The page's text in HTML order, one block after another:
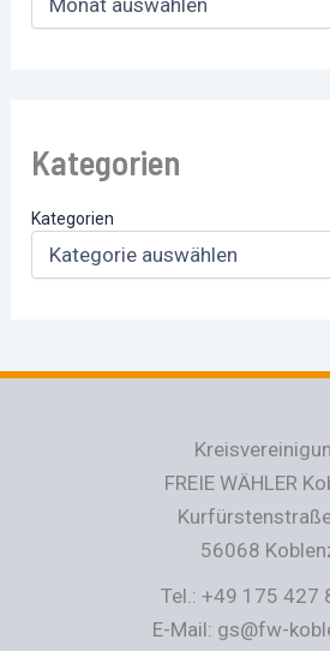
Kategorien
Kategorien
FREIE WÄHLER
56068
Tel.: +49 175 427
E-Mail: gs@fw-